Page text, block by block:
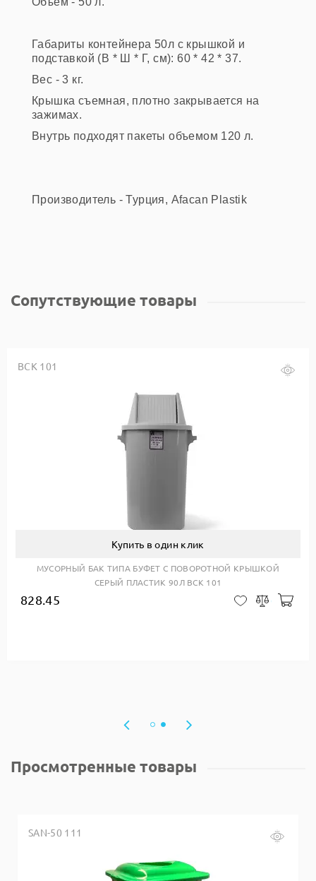
Габариты контейнера 50л с крышкой и
подставкой (В * Ш * Г, см): 60 * 42 * 37.
Вес - 3 кг.
Крышка съемная, плотно закрывается на
зажимах.
Внутрь подходят пакеты объемом 120 л.
Производитель - Турция, Afacan Plastik
Сопутствующие товары
в корзину
BCK 101
Купить в один клик
МУСОРНЫЙ БАК ТИПА БУФЕТ С ПОВОРОТНОЙ КРЫШКОЙ
СЕРЫЙ ПЛАСТИК 90Л BCK 101
828.45 В закладки
Сравнить
Просмотренные товары
SAN-50 111